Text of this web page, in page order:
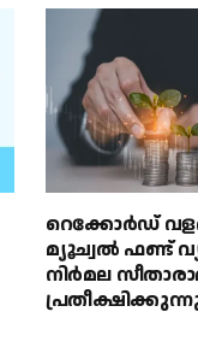
റെക്കോർഡ്
മ്യൂച്വൽ ഫണ്ട്
നിർമല